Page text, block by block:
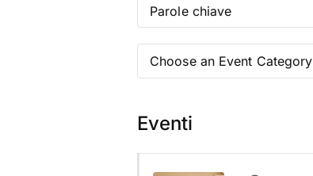
Choose an Event Category
Eventi